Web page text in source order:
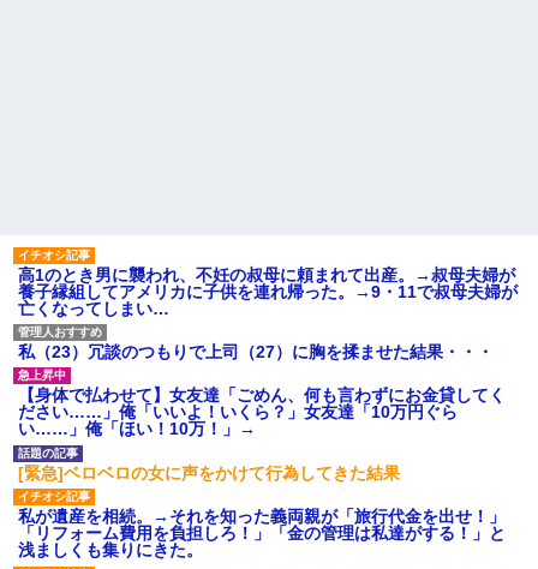
シェアハウスにいた女が妊娠
しちゃって大学を中退したら、
その女の親が怒鳴り込んでき
た。 女の父「お前らDNA鑑定し
ろ！」 俺たちは社会的には高
レ...
ハードオフに売っていた4万
4000円のフィギュアがヤバすぎ
るｗｗｗｗｗｗ「こんな高い
の？ｗｗ」「逆に超安い」
私「ちょっと、人の家の金庫
触らないでよ！」キチママ『そ
こに金庫があったから、開けて
みようとしただけ☆』義兄「泥
は出てけ！二度と来るな！」結
果・・・
私「初めて飲む味だけどなん
のお茶？」彼「ちっ！」私「」
見たければどうぞ？」
【唖然】浮気バレた旦那が嫁
主な税金の成り立ちを調べて
高1のとき男に襲われ、不妊の叔母に頼まれて出産。→叔母夫婦が
養子縁組してアメリカに子供を連れ帰った。→9・11で叔母夫婦が
亡くなってしまい…
私（23）冗談のつもりで上司（27）に胸を揉ませた結果・・・
【身体で払わせて】女友達「ごめん、何も言わずにお金貸してく
ださい……」俺「いいよ！いくら？」女友達「10万円ぐら
い……」俺「ほい！10万！」→
[緊急]ベロベロの女に声をかけて行為してきた結果
私が遺産を相続。→それを知った義両親が「旅行代金を出せ！」
「リフォーム費用を負担しろ！」「金の管理は私達がする！」と
浅ましくも集りにきた。